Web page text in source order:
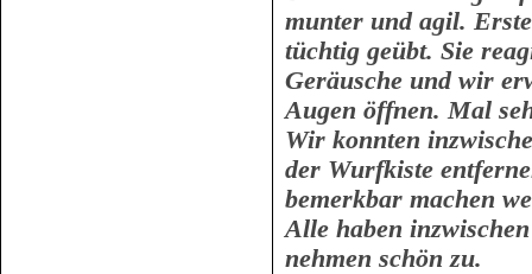
munter und agil.
tüchtig geübt. Sie
Geräusche und wir
Augen öffnen. Mal
Wir konnten
der Wurfkiste
bemerkbar machen
Alle haben
nehmen schön zu.